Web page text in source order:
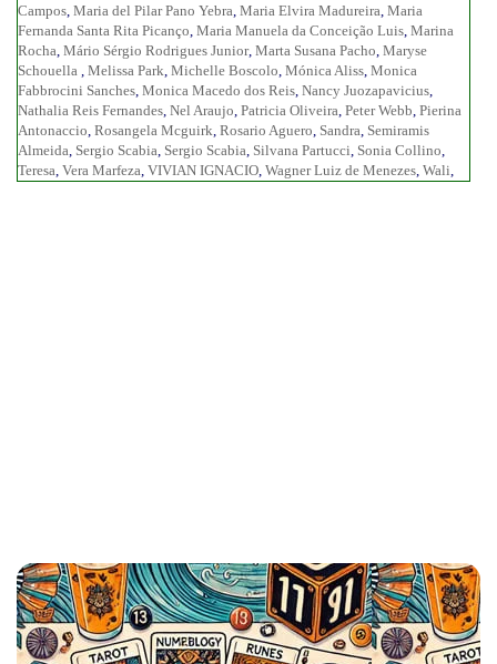
Campos, Maria del Pilar Pano Yebra, Maria Elvira Madureira, Maria
Fernanda Santa Rita Picanço, Maria Manuela da Conceição Luis, Marina
Rocha, Mário Sérgio Rodrigues Junior, Marta Susana Pacho, Maryse
Schouella , Melissa Park, Michelle Boscolo, Mónica Aliss, Monica
Fabbrocini Sanches, Monica Macedo dos Reis, Nancy Juozapavicius,
Nathalia Reis Fernandes, Nel Araujo, Patricia Oliveira, Peter Webb, Pierina
Antonaccio, Rosangela Mcguirk, Rosario Aguero, Sandra, Semiramis
Almeida, Sergio Scabia, Sergio Scabia, Silvana Partucci, Sonia Collino,
Teresa, Vera Marfeza, VIVIAN IGNACIO, Wagner Luiz de Menezes, Wali,